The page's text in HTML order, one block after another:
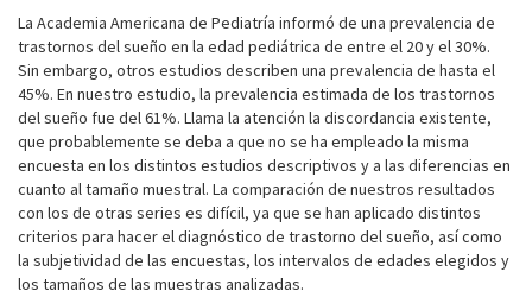
La Academia Americana de Pediatría informó de una prevalencia de
trastornos del sueño en la edad pediátrica de entre el 20 y el 30%.
Sin embargo, otros estudios describen una prevalencia de hasta el
45%. En nuestro estudio, la prevalencia estimada de los trastornos
del sueño fue del 61%. Llama la atención la discordancia existente,
que probablemente se deba a que no se ha empleado la misma
encuesta en los distintos estudios descriptivos y a las diferencias en
cuanto al tamaño muestral. La comparación de nuestros resultados
con los de otras series es difícil, ya que se han aplicado distintos
criterios para hacer el diagnóstico de trastorno del sueño, así como
la subjetividad de las encuestas, los intervalos de edades elegidos y
los tamaños de las muestras analizadas.